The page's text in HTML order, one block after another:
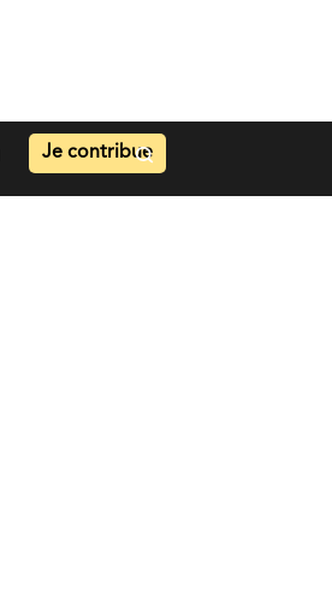
Je contribue